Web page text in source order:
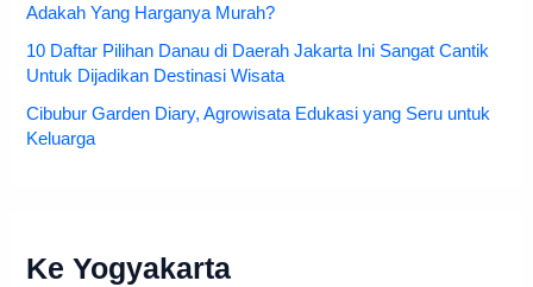
Adakah Yang Harganya Murah?
10 Daftar Pilihan Danau di Daerah Jakarta Ini Sangat Cantik
Untuk Dijadikan Destinasi Wisata
Cibubur Garden Diary, Agrowisata Edukasi yang Seru untuk
Keluarga
Ke Yogyakarta